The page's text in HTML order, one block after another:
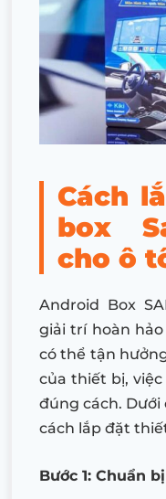
Cách
box
cho ô
Android Box
giải trí hoàn
có thể tận
của thiết bị,
đúng cách. Dưới
cách lắp đặt
Bước 1: Chuẩn bị